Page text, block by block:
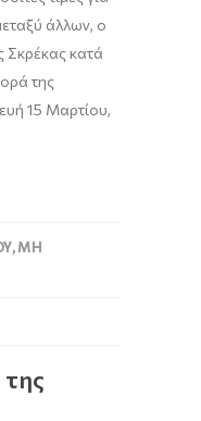
άλλων, ο
κατά
της
15 Μαρτίου,
,ΜΗ
της